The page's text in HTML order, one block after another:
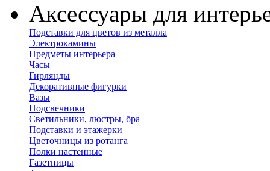
Аксессуары для
Подставки для цветов из металла
Электрокамины
Предметы интерьера
Часы
Гирлянды
Декоративные фигурки
Вазы
Подсвечники
Светильники, люстры, бра
Подставки и этажерки
Цветочницы из ротанга
Полки настенные
Газетницы